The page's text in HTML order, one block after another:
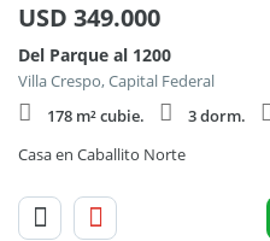
USD 349.000
Del Parque al 1200
Villa Crespo, Capital Federal
178 m² cubie.
3 dorm.
Casa en Caballito Norte